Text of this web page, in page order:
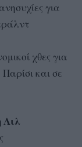
για
χθες για
και σε
Λιλ